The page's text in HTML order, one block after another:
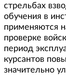
стрельбах
обучения в
применяются
проверке
период
курсантов
значительно